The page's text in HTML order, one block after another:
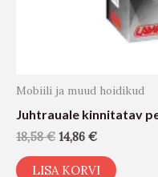
Mobiili ja muud hoidikud
Juhtrauale kinnitatav
18,58€ 14,86 €
LISA KORVI